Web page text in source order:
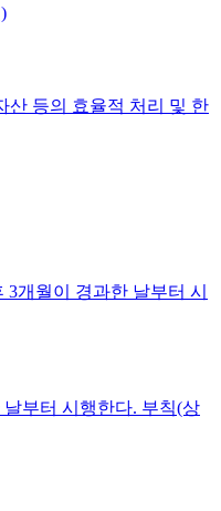
등의 효율적 처리 및 한
개월이 경과한 날부터 시
부터 시행한다. 부칙(상